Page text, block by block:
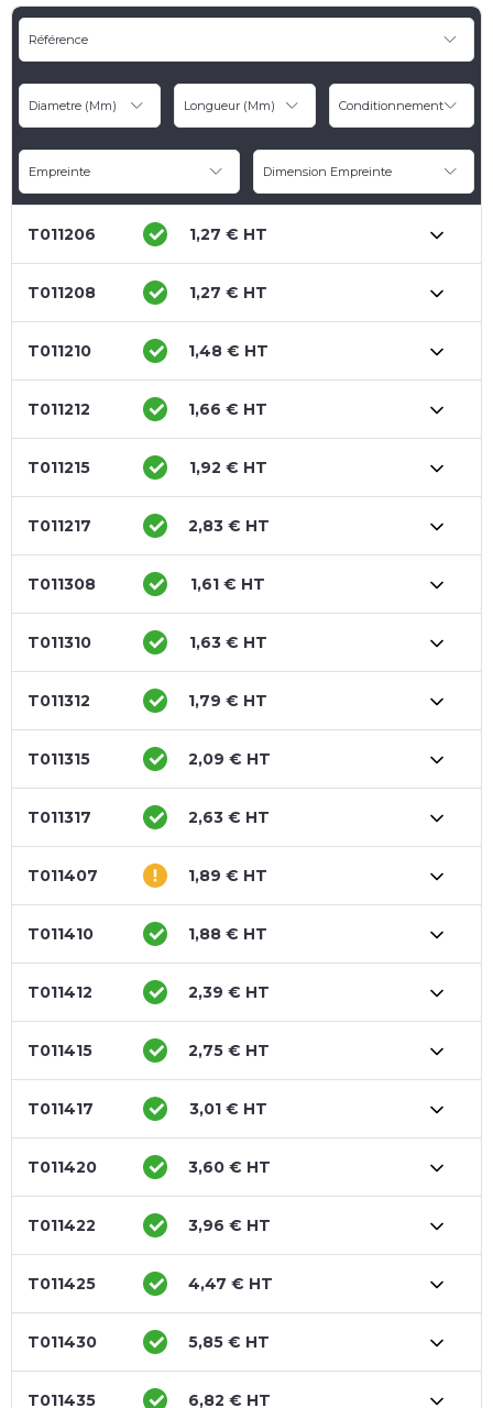
Référence
Diametre (mm) Longueur (mm) Conditionnement
Empreinte Dimension Empreinte
T011206 1,27 € HT
T011208 1,27 € HT
T011210 1,48 € HT
T011212 1,66 € HT
T011215 1,92 € HT
T011217 2,83 € HT
T011308 1,61 € HT
T011310 1,63 € HT
T011312 1,79 € HT
T011315 2,09 € HT
T011317 2,63 € HT
T011407 1,89 € HT
T011410 1,88 € HT
T011412 2,39 € HT
T011415 2,75 € HT
T011417 3,01 € HT
T011420 3,60 € HT
T011422 3,96 € HT
T011425 4,47 € HT
T011430 5,85 € HT
T011435 6,82 € HT